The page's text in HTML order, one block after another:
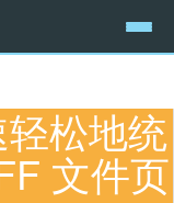
松地统
文件页